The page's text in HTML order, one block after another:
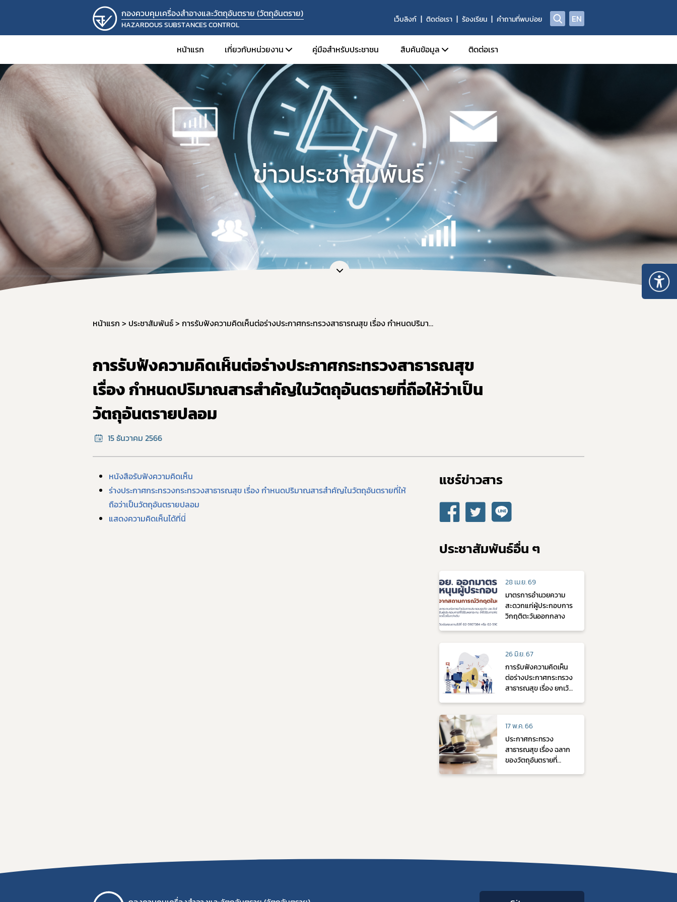
กองควบคุมเครื่องสำอางและวัตถุอันตราย (วัตถุอันตราย)
HAZARDOUS SUBSTANCES CONTROL
เว็บลิงก์ ติดต่อเรา ร้องเรียน คำถามที่พบบ่อย EN
หน้าแรก เกี่ยวกับหน่วยงาน
โครงสร้างหน่วยงาน
บุคลากร
องค์กรคุณธรรมต้นแบบ
ปี 2569
คู่มือสำหรับประชาชน สืบค้นข้อมูล
สืบค้นข้อมูลผลิตภัณฑ์วัตถุอันตราย
ระบบค้นหาข้อมูลการแจ้งข้อเท็จจริงวัตถุอันตรายชนิดที่ 1
ระบบค้นหาข้อมูลทะเบียนวัตถุอันตราย
ค้นหาผู้ได้รับการรับรอง GMP
ค้นหาสถานที่ผลิต นำเข้า ส่งออก ครอบครอง (ผู้ให้บริการรับจ้างกำจัดแมลง/ทำคว
ค้นหารายชื่อผู้ควบคุมการใช้วัตถุอันตรายเพื่อใช้รับจ้างกำจัดแมลง
ติดต่อเรา
ข่าวประชาสัมพันธ์
หน้าแรก ประชาสัมพันธ์ การรับฟังความคิดเห็นต่อร่างประกาศกระทรวงสาธารณสุข เรื่อง กำหนดปริมาณสารสำคัญในวัตถุอันตรายที่ถือให้ว่าเป็นวัตถุอันตรายปลอม
การรับฟังความคิดเห็นต่อร่างประกาศกระทรวงสาธารณสุข
เรื่อง กำหนดปริมาณสารสำคัญในวัตถุอันตรายที่ถือให้ว่าเป็น
วัตถุอันตรายปลอม
15 ธันวาคม 2566
หนังสือรับฟังความคิดเห็น
ร่างประกาศกระทรวงกระทรวงสาธารณสุข เรื่อง กำหนดปริมาณสารสำคัญในวัตถุอันตรายที่ให้
ถือว่าเป็นวัตถุอันตรายปลอม
แสดงความคิดเห็นได้ที่นี่
แชร์ข่าวสาร​
ประชาสัมพันธ์อื่น ๆ
28 เม.ย. 69
มาตรการอำนวยความ
สะดวกแก่ผู้ประกอบการ
วิกฤติตะวันออกกลาง
26 มิ.ย. 67
การรับฟังความคิดเห็น
ต่อร่างประกาศกระทรวง
สาธารณสุข เรื่อง ยกเว้น
เกี่ยวกับการแจ้งดำเนิน
การการขออนุญาต และ
การขึ้นทะเบียนวัตถุ
อันตราย ที่สำนักงานคณะ
กรรมการอาหารและยามี
17 พ.ค. 66
ประกาศกระทรวง
สาธารณสุข เรื่อง ฉลาก
ของวัตถุอันตรายที่
Subscribe
เลือกหัวข้อที่ท่านต้องการ Subscribe